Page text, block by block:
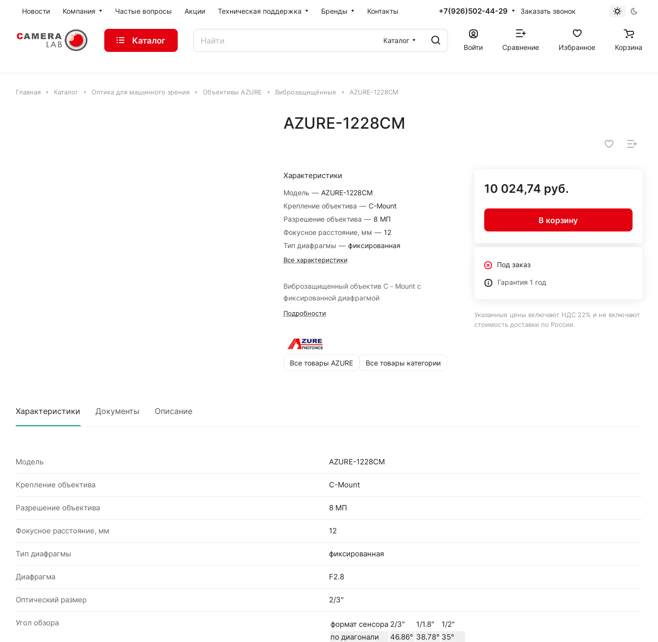
Новости Компания Частые вопросы Акции Техническая поддержка Бренды Контакты +7(926)502-44-29 Заказать звонок
Каталог
Каталог
Войти
Сравнение Избранное Корзина
Главная Каталог Оптика для машинного зрения Объективы AZURE Виброзащищённые AZURE-1228CM
AZURE-1228CM
Характеристики
Модель — AZURE-1228CM
Крепление объектива — C-Mount
Разрешение объектива — 8 МП
Фокусное расстояние, мм — 12
Тип диафрагмы — фиксированная
Все характеристики
Виброзащищенный объектив C - Mount с
фиксированной диафрагмой
Подробности
Все товары AZURE Все товары категории
10 024,74 руб.
В корзину
Под заказ
Гарантия 1 год
Указанные цены включают НДС 22% и не включают
стоимость доставки по России.
Характеристики Документы Описание
Модель AZURE-1228CM
Крепление объектива C-Mount
Разрешение объектива 8 МП
Фокусное расстояние, мм 12
Тип диафрагмы фиксированная
Диафрагма F2.8
Оптический размер 2/3"
Угол обзора формат сенсора 2/3" 1/1.8"
1/2"
по диагонали
46.86° 38.78° 35°